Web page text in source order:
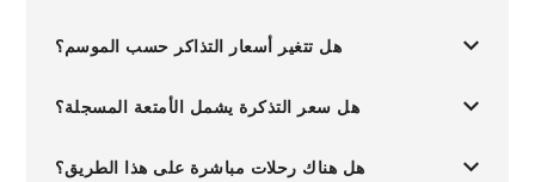
هل تتغير أسعار التذاكر حسب الموسم؟
هل سعر التذكرة يشمل الأمتعة المسجلة؟
هل هناك رحلات مباشرة على هذا الطريق؟